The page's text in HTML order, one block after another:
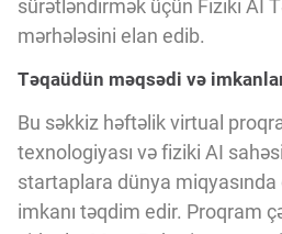
Vizyoner Baxışı
Innovasiya Bələdçisi
sürətləndirmək üçün Fiziki AI
mərhələsini elan edib.
Təqaüdün məqsədi və
Bu səkkiz həftəlik virtual
texnologiyası və fiziki AI
startaplara dünya
imkanı təqdim edir. Proqram